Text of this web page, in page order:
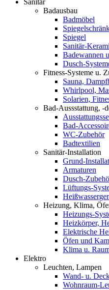
Sanitär
Badausbau
Badmöbel
Spiegel
Sanitär-
Badewannen
Dusch-
Fitness-Systeme u.
Sauna,
Whirlpool,
Solarien,
Bad-Aussstattung, -
Bad-
WC-Zubehör
Badtextilien
Sanitär-Installation
Grund-
Armaturen
Dusch-
Lüftungs-
Heizung, Klima,
Heizungs-
Heizkörper,
Elektrische
Öfen und
Klima u.
Elektro
Leuchten, Lampen
Wand- u.
Wohnraum-